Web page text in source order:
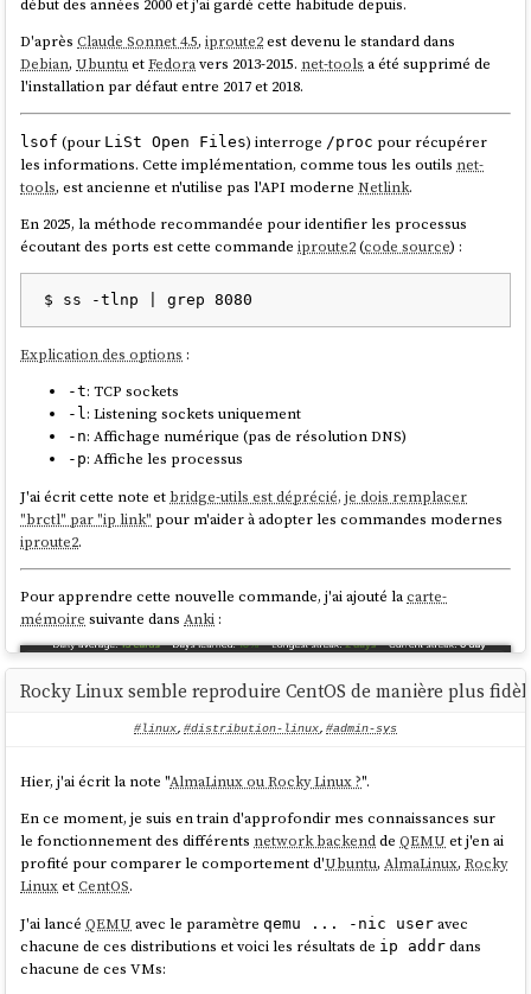
Projet alternatif devenu mainstream : Wayland
Lancement : Annoncé le 4 mars 2013
Date mainstream Wayland : 30 septembre 2008 ; adoption
par GNOME, KDE ~2015-2017
Unity: environnement de bureau pour Ubuntu
Lancement : ~2010 (Ubuntu 10.10 Netbook Edition, puis
11.04 desktop)
Date mainstream GNOME Shell : 6 avril 2011 (GNOME 3.0)
Mort : 5 avril 2017
Snap: système de packaging universel pour Linux
Projet alternatif devenu mainstream : Flatpak
Lancement : 2014-2016 (lancé avec Ubuntu Core/16.04)
Date mainstream Flatpak : mars 2015 (sous le nom xdg-
app), renommé mai 2016 ; adoption par Fedora ~2016-2018
Toujours actif en 2026 (coexiste avec Flatpak)
Hors d'Ubuntu, seulcloud-inita réussi à s'imposer.
Dans la communauté du logiciel libre, une critique revient souvent sur
Canonical
et de freiner les contributions avec des CLA restrictifs comme le
Canonical Contributor Agreement
pense que ces pratiques, qui rendent les projetsnon conviviauxau
sens d'Ivan Illich, expliquent en grande partie pourquoi ils échouent.
Canonicaln'a pas le savoir-faire deRed Hatpour construire une
qu'adopter un projet porté par
Canonical
, c'est parier sur le mauvais
cheval. Depuis 2014, je ne m'intéresse plus du tout à leurs projets.
D'aprèsClaude Sonnet 4.5,iproute2est devenu le standard dans
Debian,UbuntuetFedoravers 2013-2015. net-tools a été supprimé de
l'installation par défaut entre 2017 et 2018.
lsof (pour LiSt Open Files) interroge /proc pour récupérer
les informations. Cette implémentation, comme tous les outils net-
tools, est ancienne et n'utilise pas l'API moderneNetlink.
En 2025, la méthode recommandée pour identifier les processus
écoutant des ports est cette commandeiproute2(code source) :
Explication des options :
-t: TCP sockets
-l: Listening sockets uniquement
-n: Affichage numérique (pas de résolution DNS)
-p: Affiche les processus
J'ai écrit cette note et bridge-utils est déprécié, je dois remplacer
"brctl" par "ip link" pour m'aider à adopter les commandes modernes
iproute2.
Pour apprendre cette nouvelle commande, j'ai ajouté lacarte-
mémoire suivante dansAnki :
Rocky Linux semble reproduire CentOS de manière plus
#linux, #distribution-linux, #admin-sys
Hier, j'ai écrit la note "AlmaLinux ou Rocky Linux ?".
En ce moment, je suis en train d'approfondir mes connaissances sur
le fonctionnement des différents network backenddeQEMU et j'en ai
profité pour comparer le comportement d'Ubuntu,AlmaLinux,Rocky
LinuxetCentOS.
J'ai lancéQEMU avec le paramètreqemu ... -nic user avec
chacune de ces distributions et voici les résultats de ip addr dans
chacune de ces VMs: